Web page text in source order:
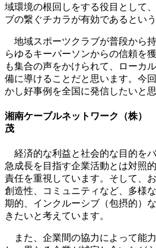
域環境の根回しをする役目として
ブの繋ぐチカラが有効であるとい
地域スポーツクラブが普段から
らゆるキーパーソンからの信頼を
も集合の声をかけられて、ローカ
備に導けることだと思います。今
かし好事例を全国に発信したいと思
湘南ケーブルネットワーク（株
茂
経済的な利益と社会的な目的を
急成長を目指す企業活動とは対照
責任を重視しています。そして、
創造性、コミュニティなど、多様
期的、インクルーシブ（包摂的）
きたいと考えています。
また、企業間の協力によって能